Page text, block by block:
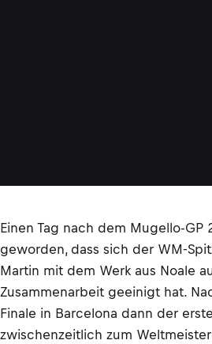
Einen Tag nach dem Mugello-GP
geworden, dass sich der WM-
Martin mit dem Werk aus Noale
Zusammenarbeit geeinigt hat.
Finale in Barcelona dann der
zwischenzeitlich zum